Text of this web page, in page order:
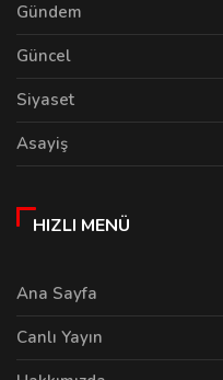
Gündem
Güncel
Siyaset
Asayiş
HIZLI MENÜ
Ana Sayfa
Canlı Yayın